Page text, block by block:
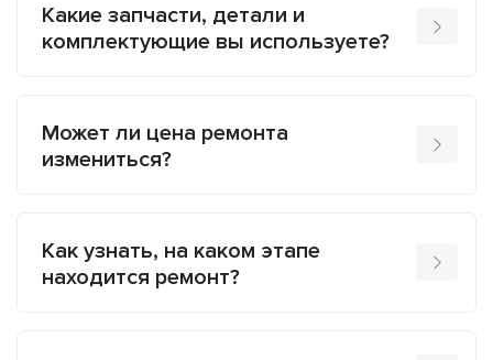
Какие запчасти, детали и
комплектующие вы используете?
Может ли цена ремонта
измениться?
Как узнать, на каком этапе
находится ремонт?